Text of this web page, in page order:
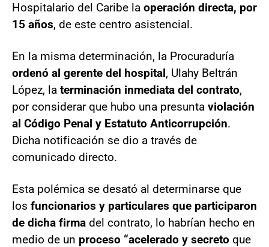
Hospitalario del Caribe la operación directa, por
15 años, de este centro asistencial.
En la misma determinación, la Procuraduría
ordenó al gerente del hospital, Ulahy Beltrán
López, la terminación inmediata del contrato,
por considerar que hubo una presunta violación
al Código Penal y Estatuto Anticorrupción.
Dicha notificación se dio a través de
comunicado directo.
Esta polémica se desató al determinarse que
los funcionarios y particulares que participaron
de dicha firma del contrato, lo habrían hecho en
medio de un proceso “acelerado y secreto que